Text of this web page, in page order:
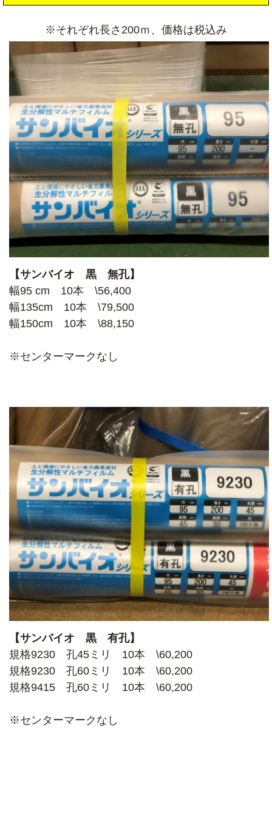
※それぞれ長さ200ｍ、価格は税込み
【サンバイオ 黒 無孔】
幅95 cm 10本 \56,400
幅135cm 10本 \79,500
幅150cm 10本 \88,150
※センターマークなし
【サンバイオ 黒 有孔】
規格9230 孔45ミリ 10本 \60,200
規格9230 孔60ミリ 10本 \60,200
規格9415 孔60ミリ 10本 \60,200
※センターマークなし